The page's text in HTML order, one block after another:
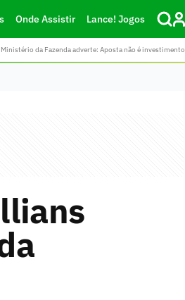
Onde Assistir Lance! Jogos
da Fazenda adverte: Aposta não é investimento